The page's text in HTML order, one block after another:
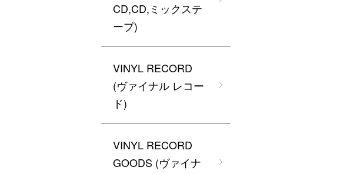
CD,CD,ミックステ
ープ)
VINYL RECORD
(ヴァイナル レコー
ド)
VINYL RECORD
GOODS (ヴァイナ